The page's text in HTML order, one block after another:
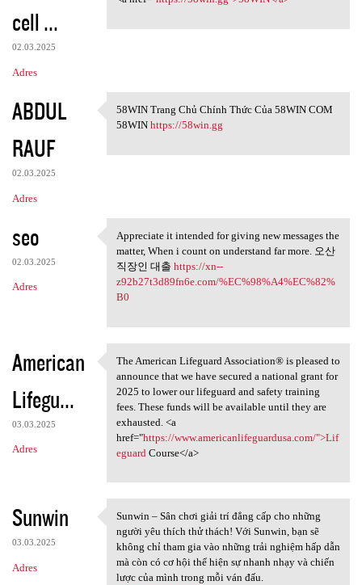
cell ...
02.03.2025
Adres
ABDUL
RAUF
02.03.2025
Adres
58WIN Trang Chủ Chính Thức
58WIN Trang Chủ Chính Thức Của 58WIN COM
58WIN https://58win.gg
seo
02.03.2025
Adres
Appreciate it intended for
Appreciate it intended for giving new messages the
matter, When i count on understand far more. 오산
직장인 대출 https://xn--
z92b27t3d89fn6e.com/%EC%98%A4%EC%82%
B0
American
Lifegu...
03.03.2025
Adres
The American Lifeguard
The American Lifeguard Association® is pleased to
announce that we have secured a national grant for
2025 to lower our lifeguard and safety training
fees. These funds will be available until they are
exhausted. <a
href="https://www.americanlifeguardusa.com/">Lif
eguard Course</a>
Sunwin
03.03.2025
Adres
Sunwin – Sân chơi giải trí
Sunwin – Sân chơi giải trí đẳng cấp cho những
người yêu thích thử thách! Với Sunwin, bạn sẽ
không chỉ tham gia vào những trải nghiệm hấp dẫn
mà còn có cơ hội thể hiện sự nhanh nhạy và chiến
lược của mình trong mỗi ván đấu.